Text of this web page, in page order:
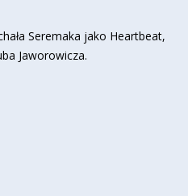
Seremaka jako Heartbeat,
Jaworowicza.